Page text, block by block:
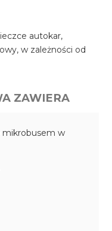
autokar,
w zależności od
ZAWIERA
mikrobusem w